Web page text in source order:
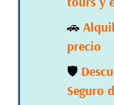
🚗
precio
🛡️
Seguro